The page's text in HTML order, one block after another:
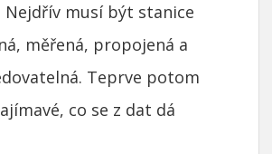
Nejdřív musí být stanice
měřená, propojená a
Teprve potom
co se z dat dá